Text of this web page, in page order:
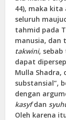
44), maka
seluruh
tahmid pada
manusia, dan
takwini,
dapat
Mulla Shadra,
substansial”,
dengan
kasyfdan
Oleh karena